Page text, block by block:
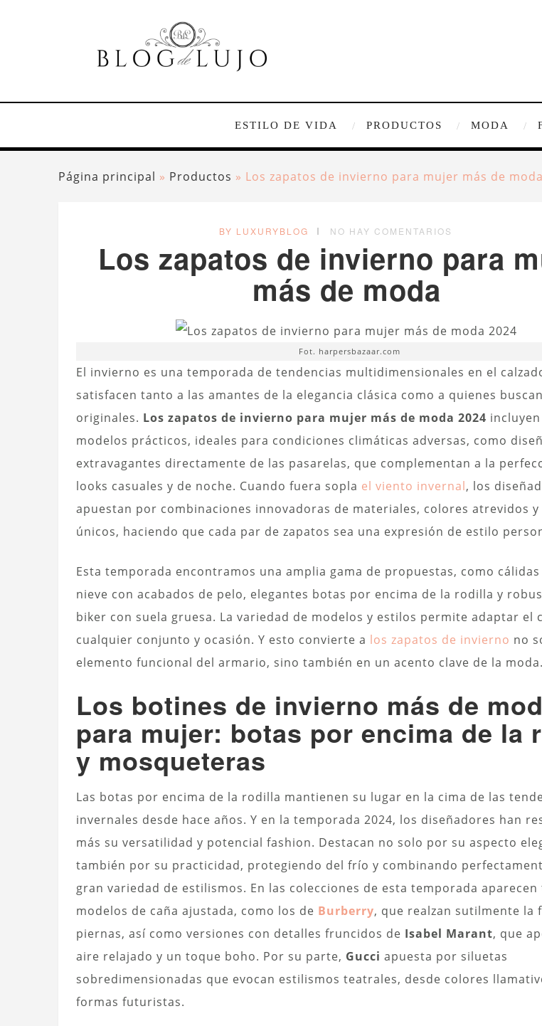
ESTILO DE VIDA PRODUCTOS MODA
Página principal » Productos » Los zapatos de invierno para mujer más de moda
BY LUXURYBLOG NO HAY COMENTARIOS
Los zapatos de invierno para
más de moda
Fot. harpersbazaar.com
El invierno es una temporada de tendencias multidimensionales en el
satisfacen tanto a las amantes de la elegancia clásica como a quienes
originales. Los zapatos de invierno para mujer más de moda 2024
modelos prácticos, ideales para condiciones climáticas adversas, como
extravagantes directamente de las pasarelas, que complementan a la
looks casuales y de noche. Cuando fuera sopla el viento invernal, los
apuestan por combinaciones innovadoras de materiales, colores atrevidos y
únicos, haciendo que cada par de zapatos sea una expresión de estilo
Esta temporada encontramos una amplia gama de propuestas, como
nieve con acabados de pelo, elegantes botas por encima de la rodilla y
biker con suela gruesa. La variedad de modelos y estilos permite adaptar el
cualquier conjunto y ocasión. Y esto convierte a los zapatos de invierno no
elemento funcional del armario, sino también en un acento clave de la moda.
Los botines de invierno más de
para mujer: botas por encima de la
y mosqueteras
Las botas por encima de la rodilla mantienen su lugar en la cima de las
invernales desde hace años. Y en la temporada 2024, los diseñadores han
más su versatilidad y potencial fashion. Destacan no solo por su aspecto
también por su practicidad, protegiendo del frío y combinando
gran variedad de estilismos. En las colecciones de esta temporada aparecen
modelos de caña ajustada, como los de Burberry, que realzan sutilmente la
piernas, así como versiones con detalles fruncidos de Isabel Marant, que
aire relajado y un toque boho. Por su parte, Gucci apuesta por siluetas
sobredimensionadas que evocan estilismos teatrales, desde colores
formas futuristas.